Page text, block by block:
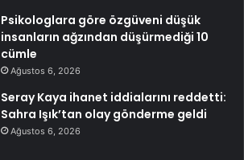
Psikologlara göre özgüveni düşük
insanların ağzından düşürmediği 10
cümle
Ağustos 6, 2026
Seray Kaya ihanet iddialarını reddetti:
Sahra Işık’tan olay gönderme geldi
Ağustos 6, 2026